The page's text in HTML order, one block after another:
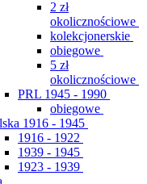
2 zł
okolicznościowe
kolekcjonerskie
obiegowe
5 zł
okolicznościowe
PRL 1945 - 1990
obiegowe
1916 - 1945
1916 - 1922
1939 - 1945
1923 - 1939